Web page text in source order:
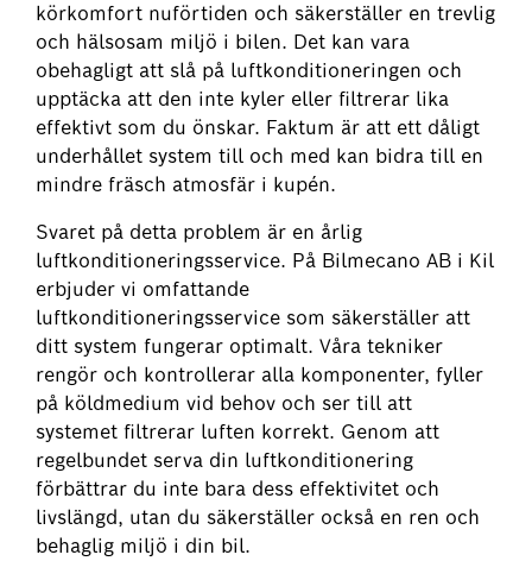
körkomfort nuförtiden och säkerställer en trevlig
och hälsosam miljö i bilen. Det kan vara
obehagligt att slå på luftkonditioneringen och
upptäcka att den inte kyler eller filtrerar lika
effektivt som du önskar. Faktum är att ett dåligt
underhållet system till och med kan bidra till en
mindre fräsch atmosfär i kupén.
Svaret på detta problem är en årlig
luftkonditioneringsservice. På Bilmecano AB i Kil
erbjuder vi omfattande
luftkonditioneringsservice som säkerställer att
ditt system fungerar optimalt. Våra tekniker
rengör och kontrollerar alla komponenter, fyller
på köldmedium vid behov och ser till att
systemet filtrerar luften korrekt. Genom att
regelbundet serva din luftkonditionering
förbättrar du inte bara dess effektivitet och
livslängd, utan du säkerställer också en ren och
behaglig miljö i din bil.